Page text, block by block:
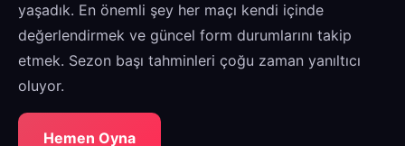
yaşadık. En önemli şey her maçı kendi içinde
değerlendirmek ve güncel form durumlarını takip
etmek. Sezon başı tahminleri çoğu zaman yanıltıcı
oluyor.
Hemen Oyna